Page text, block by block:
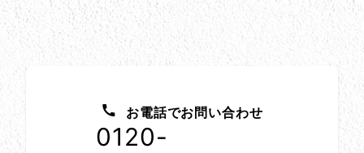
お電話でお問い合わせ
0120-